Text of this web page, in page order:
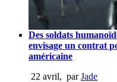
Des soldats
envisage un contrat
américaine
22 avril, parJade